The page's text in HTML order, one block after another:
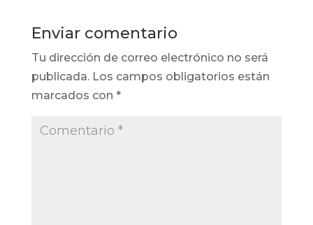
Enviar comentario
Tu dirección de correo electrónico no será
publicada. Los campos obligatorios están
marcados con *